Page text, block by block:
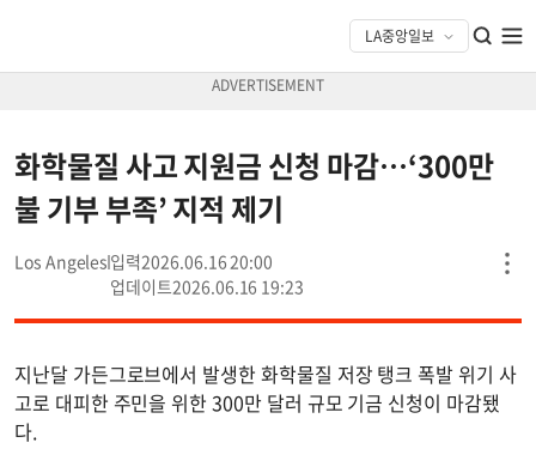
화학물질 사고 지원금 신청 마감…‘300만
불 기부 부족’ 지적 제기
Los Angeles
2026.06.16 20:00
2026.06.16 19:23
지난달 가든그로브에서 발생한 화학물질 저장 탱크 폭발 위기 사
고로 대피한 주민을 위한 300만 달러 규모 기금 신청이 마감됐
다.